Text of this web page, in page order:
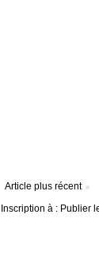
Article plus récent
Inscription à : Publier